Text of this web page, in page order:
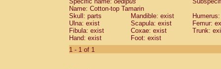
CebidaeSaguinus mystax
Cebidae Saguinus nigricollis (0)
Cebidae Saguinus oedipus
Cebidae Saguinus weddelli
Cebidae Saguinusspp.
Cebidae
Name: Cotton-top Tamarin
Skull: parts
Mandible: exist
Ulna: exist
Scapula: exist
Femur:
Fibula: exist
Coxae: exist
Trunk:
Hand: exist
Foot: exist
1 - 1 of 1